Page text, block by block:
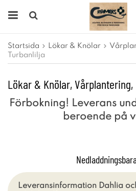
Startsida Lökar & Knölar
Turbanlilja
Lökar & Knölar,
Förbokning! Leverans
beroende på
Leveransinformation Dahlia